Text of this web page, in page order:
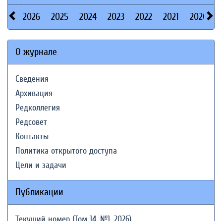
2026 2025 2024 2023 2022 2021 2020
О журнале
Сведения
Архивация
Редколлегия
Редсовет
Контакты
Политика открытого доступа
Цели и задачи
Публикации